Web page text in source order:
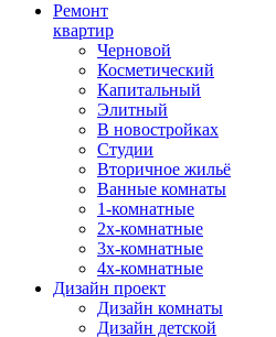
Ремонт
квартир
Черновой
Косметический
Капитальный
Элитный
В новостройках
Студии
Вторичное жильё
Ванные комнаты
1-комнатные
2х-комнатные
3х-комнатные
4х-комнатные
Дизайн проект
Дизайн комнаты
Дизайн детской